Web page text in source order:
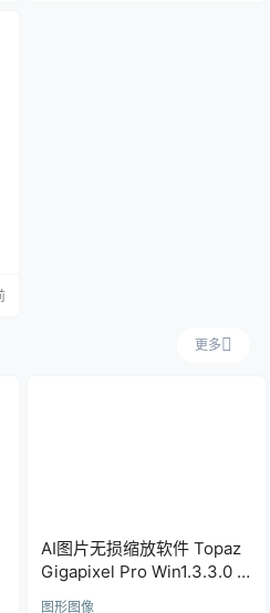
更多
AI图片无损缩放软件 Topaz
Gigapixel Pro Win1.3.3.0 /
Mac1.0.0 | 软件个锤子 |
图形图像